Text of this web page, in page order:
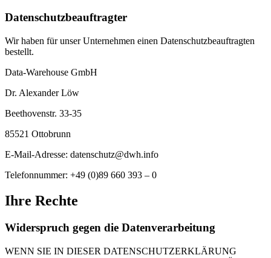
Datenschutzbeauftragter
Wir haben für unser Unternehmen einen Datenschutzbeauftragten
bestellt.
Data-Warehouse GmbH
Dr. Alexander Löw
Beethovenstr. 33-35
85521 Ottobrunn
E-Mail-Adresse: datenschutz@dwh.info
Telefonnummer: +49 (0)89 660 393 – 0
Ihre Rechte
Widerspruch gegen die Datenverarbeitung
WENN SIE IN DIESER DATENSCHUTZERKLÄRUNG